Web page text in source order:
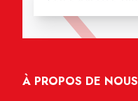
À PROPOS DE NOUS